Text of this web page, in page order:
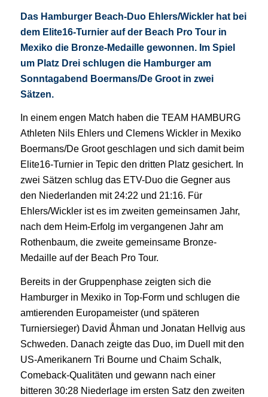
Das Hamburger Beach-Duo Ehlers/Wickler hat bei
dem Elite16-Turnier auf der Beach Pro Tour in
Mexiko die Bronze-Medaille gewonnen. Im Spiel
um Platz Drei schlugen die Hamburger am
Sonntagabend Boermans/De Groot in zwei
Sätzen.
In einem engen Match haben die TEAM HAMBURG
Athleten Nils Ehlers und Clemens Wickler in Mexiko
Boermans/De Groot geschlagen und sich damit beim
Elite16-Turnier in Tepic den dritten Platz gesichert. In
zwei Sätzen schlug das ETV-Duo die Gegner aus
den Niederlanden mit 24:22 und 21:16. Für
Ehlers/Wickler ist es im zweiten gemeinsamen Jahr,
nach dem Heim-Erfolg im vergangenen Jahr am
Rothenbaum, die zweite gemeinsame Bronze-
Medaille auf der Beach Pro Tour.
Bereits in der Gruppenphase zeigten sich die
Hamburger in Mexiko in Top-Form und schlugen die
amtierenden Europameister (und späteren
Turniersieger) David Åhman und Jonatan Hellvig aus
Schweden. Danach zeigte das Duo, im Duell mit den
US-Amerikanern Tri Bourne und Chaim Schalk,
Comeback-Qualitäten und gewann nach einer
bitteren 30:28 Niederlage im ersten Satz den zweiten